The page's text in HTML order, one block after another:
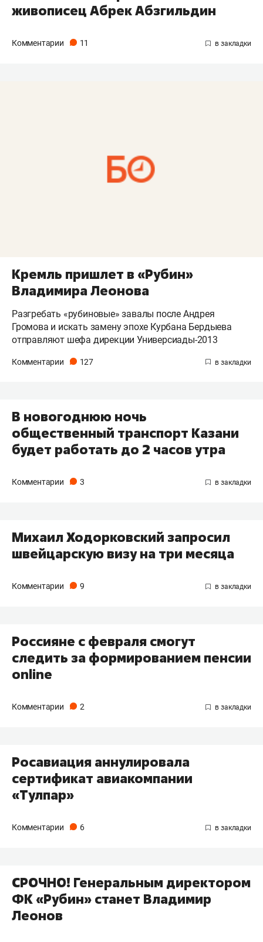
живописец Абрек Абзгильдин
Комментарии 11
Кремль пришлет в «Рубин»
Владимира Леонова
Разгребать «рубиновые» завалы после Андрея
Громова и искать замену эпохе Курбана Бердыева
отправляют шефа дирекции Универсиады-2013
Комментарии 127
В новогоднюю ночь
общественный транспорт Казани
будет работать до 2 часов утра
Комментарии 3
Михаил Ходорковский запросил
швейцарскую визу на три месяца
Комментарии 9
Россияне с февраля смогут
следить за формированием пенсии
online
Комментарии 2
Росавиация аннулировала
сертификат авиакомпании
«Тулпар»
Комментарии 6
СРОЧНО! Генеральным директором
ФК «Рубин» станет Владимир
Леонов